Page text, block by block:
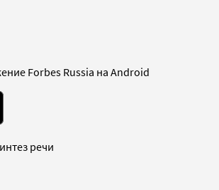
Forbes Russia на Android
речи